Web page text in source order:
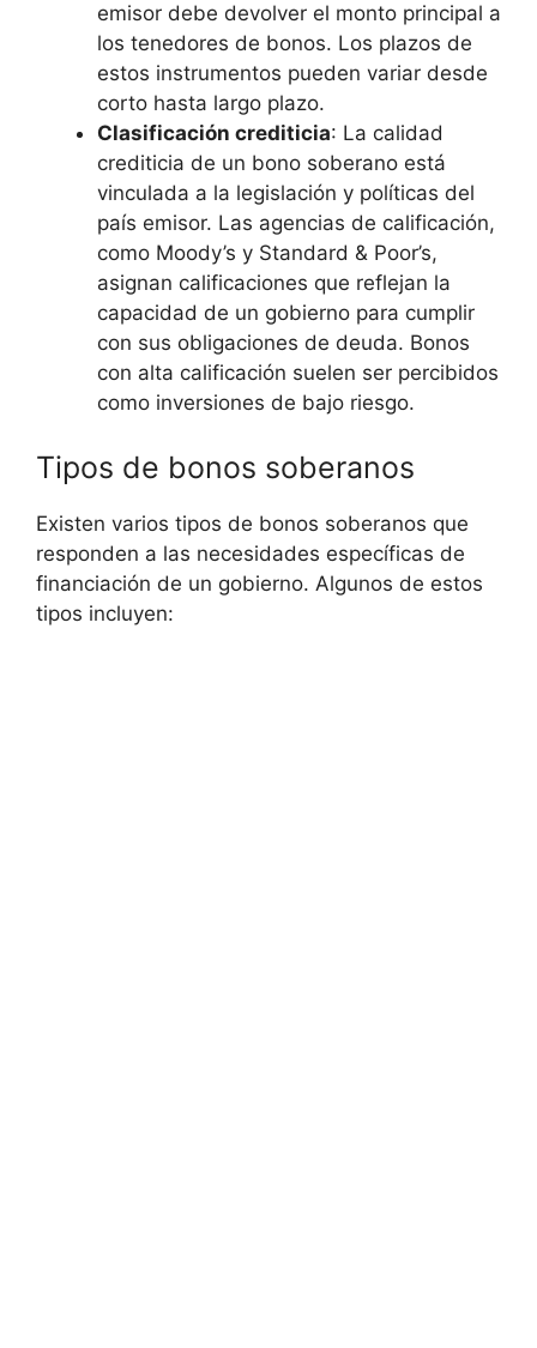
emisor⁢ debe devolver‍ el monto principal⁣ a
los tenedores de ⁣bonos. Los plazos de​
estos instrumentos ⁤pueden variar desde
corto hasta largo plazo.
Clasificación ‍crediticia: La calidad
crediticia de un bono⁣ soberano está
vinculada a la legislación y políticas del
país ‌emisor. Las agencias⁢ de calificación,
como Moody’s y ⁢Standard & Poor’s,
asignan calificaciones⁣ que ⁣reflejan la
capacidad de un gobierno para cumplir
con sus obligaciones de deuda. Bonos
con‍ alta calificación suelen ser percibidos
como inversiones de bajo riesgo.
Tipos de bonos ⁢soberanos
Existen varios tipos de ⁣bonos soberanos que
⁢responden a las​ necesidades específicas de
financiación de un ‍gobierno. Algunos de estos
tipos incluyen: